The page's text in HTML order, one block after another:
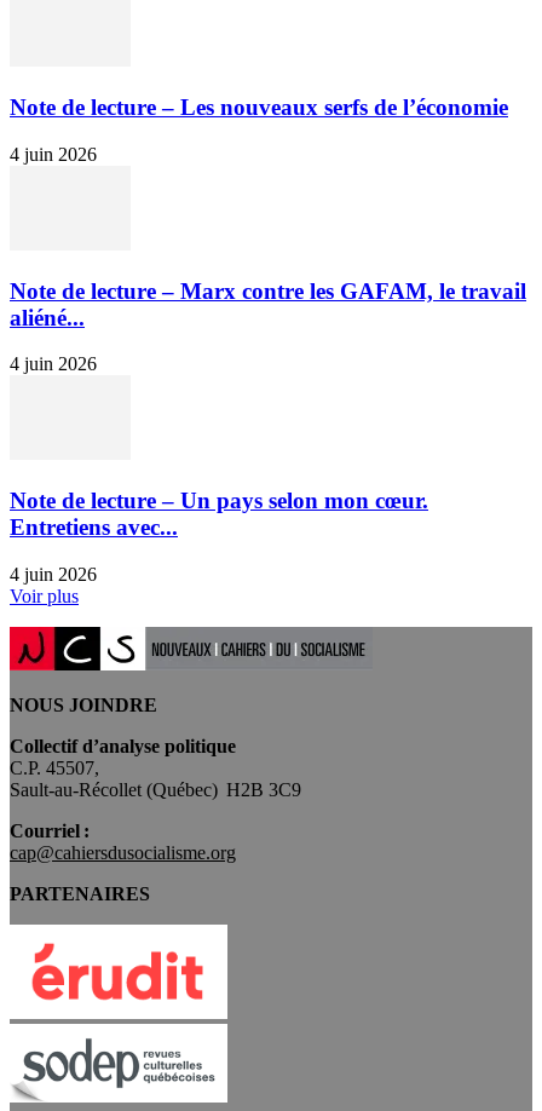
Note de lecture – Les nouveaux serfs de l’économie
4 juin 2026
Note de lecture – Marx contre les GAFAM, le travail
aliéné...
4 juin 2026
Note de lecture – Un pays selon mon cœur.
Entretiens avec...
4 juin 2026
Voir plus
NOUS JOINDRE
Collectif d’analyse politique
C.P. 45507,
Sault-au-Récollet (Québec) H2B 3C9
Courriel :
cap@cahiersdusocialisme.org
PARTENAIRES